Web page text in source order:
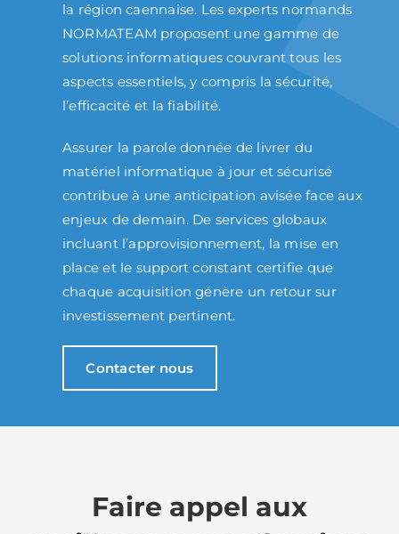
la région caennaise. Les experts normands
NORMATEAM proposent une gamme de
solutions informatiques couvrant tous les
aspects essentiels, y compris la sécurité,
l’efficacité et la fiabilité.
Assurer la parole donnée de livrer du
matériel informatique à jour et sécurisé
contribue à une anticipation avisée face aux
enjeux de demain. De services globaux
incluant l’approvisionnement, la mise en
place et le support constant certifie que
chaque acquisition génère un retour sur
investissement pertinent.
Contacter nous
Faire appel aux